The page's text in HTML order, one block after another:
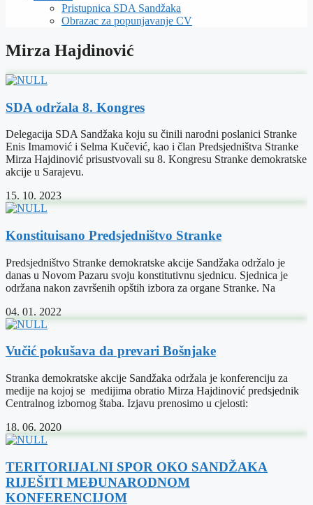
Pristupnica SDA Sandžaka
Obrazac za popunjavanje CV
Mirza Hajdinović
SDA održala 8. Kongres
Delegacija SDA Sandžaka koju su činili narodni poslanici Stranke
Enis Imamović i Selma Kučević, kao i član Predsjedništva Stranke
Mirza Hajdinović prisustvovali su 8. Kongresu Stranke demokratske
akcije u Sarajevu.
15. 10. 2023
Konstituisano Predsjedništvo Stranke
Predsjedništvo Stranke demokratske akcije Sandžaka održalo je
danas u Novom Pazaru svoju konstitutivnu sjednicu. Sjednica je
održana nakon završenih opštih izbora za organe Stranke. Na
04. 01. 2022
Vučić pokušava da prevari Bošnjake
Stranka demokratske akcije Sandžaka održala je konferenciju za
medije na kojoj se medijima obratio Mirza Hajdinović predsjednik
Centralnog izbornog štaba. Izjavu prenosimo u cjelosti:
18. 06. 2020
TERITORIJALNI SPOR OKO SANDŽAKA
RIJEŠITI MEĐUNARODNOM
KONFERENCIJOM